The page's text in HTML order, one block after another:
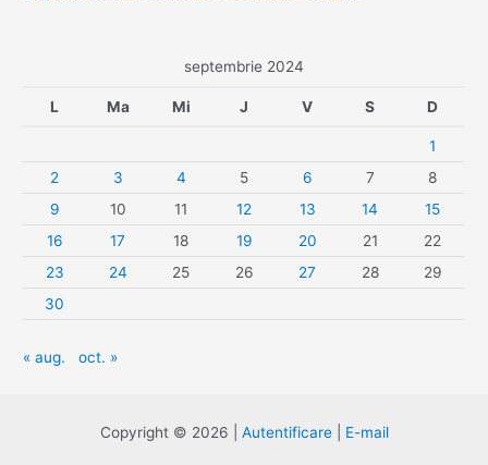
septembrie 2024
L Ma Mi J V S D
1
2
3 4 5 6 7
8
9
10 11 12 13 14
15
16
17 18 19 20 21
22
23
24 25 26 27 28
29
30
« aug. oct. »
Copyright © 2026 | Autentificare| E-mail